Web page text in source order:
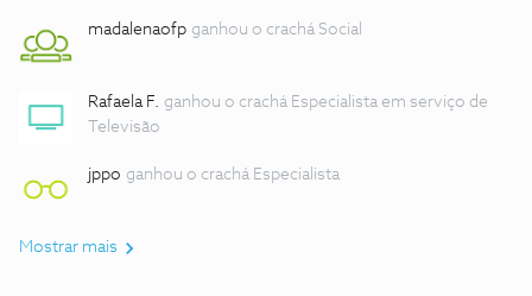
madalenaofp ganhou o crachá Social
Rafaela F. ganhou o crachá Especialista em serviço de
Televisão
jppo ganhou o crachá Especialista
Mostrar mais